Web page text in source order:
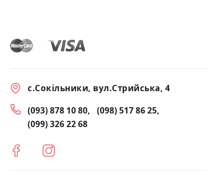
с.Сокільники, вул.Стрийська, 4
(093) 878 10 80
(098) 517 86 25
(099) 326 22 68